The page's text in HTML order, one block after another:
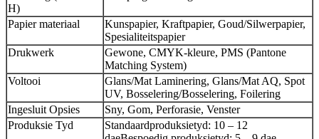
H)
Papier materiaal
Kunspapier, Kraftpapier, Goud/Silwerpapier,
Spesialiteitspapier
Drukwerk
Gewone, CMYK-kleure, PMS (Pantone
Matching System)
Voltooi
Glans/Mat Laminering, Glans/Mat AQ, Spot
UV, Bosselering/Bosselering, Foilering
Ingesluit Opsies
Sny, Gom, Perforasie, Venster
Produksie Tyd
Standaardproduksietyd: 10 – 12